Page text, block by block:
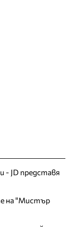
- JD представя
на "Мистър